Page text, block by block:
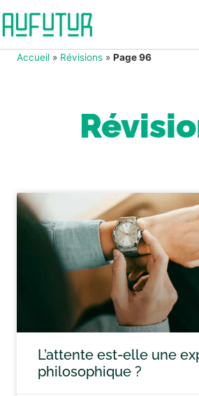
Accueil » Révisions » Page 96
L’attente est-elle une
philosophique ?